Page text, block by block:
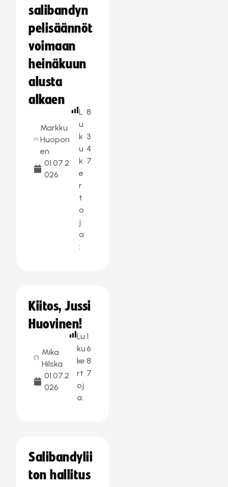
salibandyn
pelisäännöt
voimaan
heinäkuun
alusta
alkaen
Markku
Huopon
en
01.07.2
026
L
u
k
u
k
e
r
t
o
j
a
:
8
3
4
7
Kiitos, Jussi
Huovinen!
Mika
Hilska
01.07.2
026
Lu
ku
ke
rt
oj
a:
1
6
8
7
Salibandylii
ton hallitus